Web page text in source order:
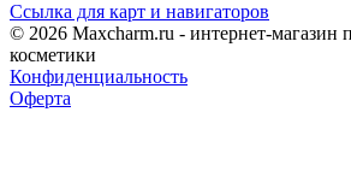
Ссылка для карт и навигаторов
© 2026 Maxcharm.ru - интернет-магазин
косметики
Конфиденциальность
Оферта